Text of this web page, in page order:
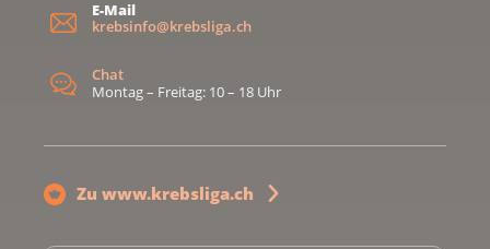
E-Mail
krebsinfo@krebsliga.ch
Chat
Montag – Freitag: 10 – 18 Uhr
Zu www.krebsliga.ch